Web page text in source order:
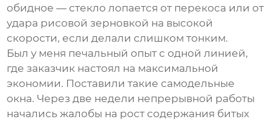
обидное — стекло лопается от перекоса или от
удара рисовой зерновкой на высокой
скорости, если делали слишком тонким.
Был у меня печальный опыт с одной линией,
где заказчик настоял на максимальной
экономии. Поставили такие самодельные
окна. Через две недели непрерывной работы
начались жалобы на рост содержания битых